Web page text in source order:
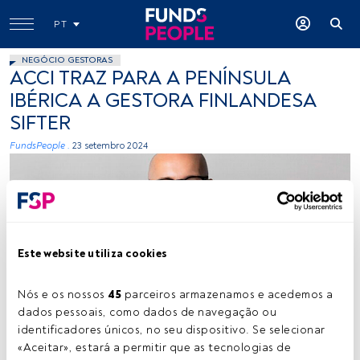
Este website utiliza cookies
Nós e os nossos 45 parceiros armazenamos e acedemos a
dados pessoais, como dados de navegação ou
identificadores únicos, no seu dispositivo. Se selecionar
«Aceitar», estará a permitir que as tecnologias de
PT
NEGÓCIO GESTORAS
ACCI TRAZ PARA A PENÍNSULA
IBÉRICA A GESTORA FINLANDESA
SIFTER
FundsPeople . 23 setembro 2024
Santeri Korpinen. Créditos: cedida (Sifter)
Tempo de leitura:1 min.